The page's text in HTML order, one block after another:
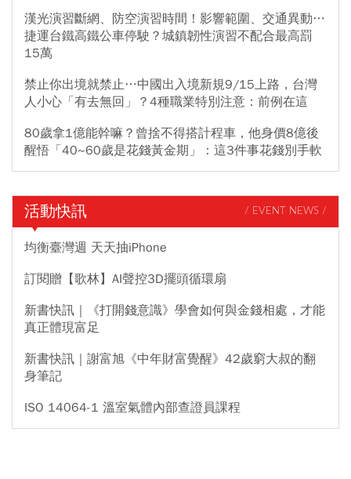
漢光演習斷網、防空演習時間！影響範圍、交通異動…
捷運台鐵高鐵公車停駛？城鎮韌性演習不配合最高罰
15萬
禁止你出境就禁止…中國出入境新規9/15上路，台灣
人小心「有去無回」？4種職業特別注意：前例在這
80歲拿1億能幹嘛？曾捨不得搭計程車，他身價8億後
醒悟「40~60歲是花錢黃金期」：這3件事花錢別手軟
活動快訊 / EVENT NEWS /
均衡臺灣週 天天抽iPhone
訂閱贈【歌林】AI聲控3D擺頭循環扇
新書快訊｜《打開錢意識》學會如何與金錢相處，才能
真正體現富足
新書快訊｜謝富旭《中年財富覺醒》42歲窮大叔的翻
身筆記
ISO 14064-1 溫室氣體內部查證員課程